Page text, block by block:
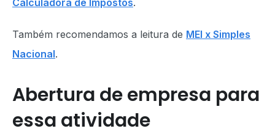
Calculadora de Impostos.
Também recomendamos a leitura de MEI x Simples
Nacional.
Abertura de empresa para
essa atividade